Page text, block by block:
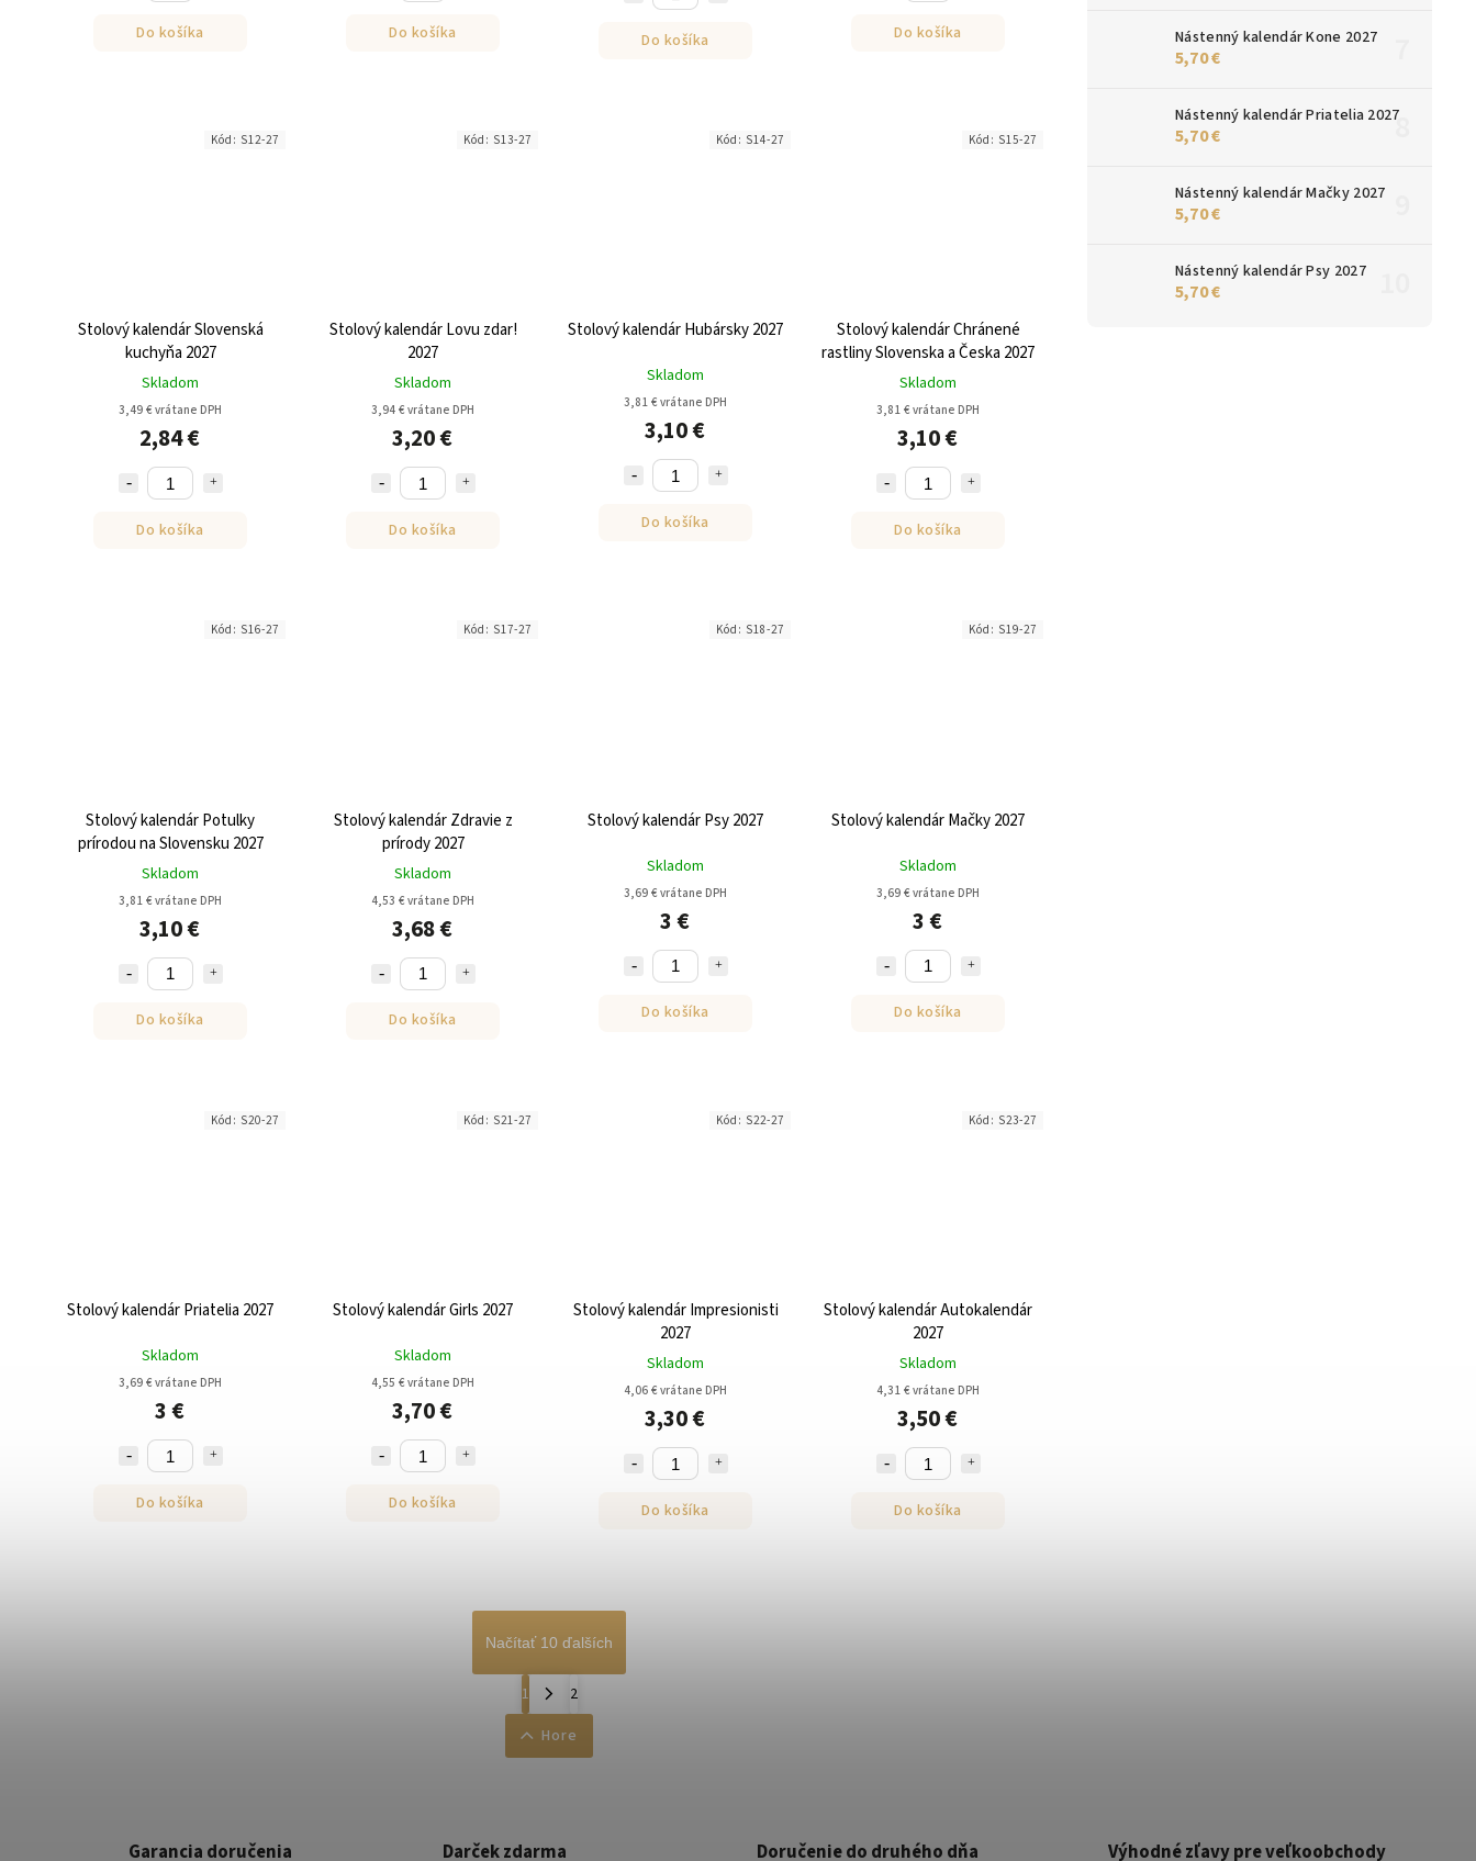
Nástenný kalendár Kone 2027
5,70 €
Nástenný kalendár Priatelia 2027
5,70 €
Nástenný kalendár Mačky 2027
5,70 €
Nástenný kalendár Psy 2027
5,70 €
Do košíka Do košíka Do košíka Do košíka
Stolový kalendár Slovenská
kuchyňa 2027
Skladom
3,49 € vrátane DPH
2,84 €
Do košíka
Kód: S12-27
Stolový kalendár Lovu zdar!
2027
Skladom
3,94 € vrátane DPH
3,20 €
Do košíka
Kód: S13-27
Stolový kalendár Hubársky 2027
Skladom
3,81 € vrátane DPH
3,10 €
Do košíka
Kód: S14-27
Stolový kalendár Chránené
rastliny Slovenska a Česka 2027
Skladom
3,81 € vrátane DPH
3,10 €
Do košíka
Kód: S15-27
Stolový kalendár Potulky
prírodou na Slovensku 2027
Skladom
3,81 € vrátane DPH
3,10 €
Do košíka
Kód: S16-27
Stolový kalendár Zdravie z
prírody 2027
Skladom
4,53 € vrátane DPH
3,68 €
Do košíka
Kód: S17-27
Stolový kalendár Psy 2027
Skladom
3,69 € vrátane DPH
3 €
Do košíka
Kód: S18-27
Stolový kalendár Mačky 2027
Skladom
3,69 € vrátane DPH
3 €
Do košíka
Kód: S19-27
Stolový kalendár Priatelia 2027
Skladom
3,69 € vrátane DPH
3 €
Do košíka
Kód: S20-27
Stolový kalendár Girls 2027
Skladom
4,55 € vrátane DPH
3,70 €
Do košíka
Kód: S21-27
Stolový kalendár Impresionisti
2027
Skladom
4,06 € vrátane DPH
3,30 €
Do košíka
Kód: S22-27
Stolový kalendár Autokalendár
2027
Skladom
4,31 € vrátane DPH
3,50 €
Do košíka
Kód: S23-27
Načítať 10 ďalších
1
2
Hore
Garancia doručenia Darček zdarma Doručenie do druhého dňa Výhodné zľavy pre veľkoobchody